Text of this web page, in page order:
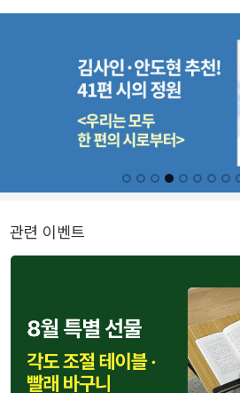
관련 이벤트